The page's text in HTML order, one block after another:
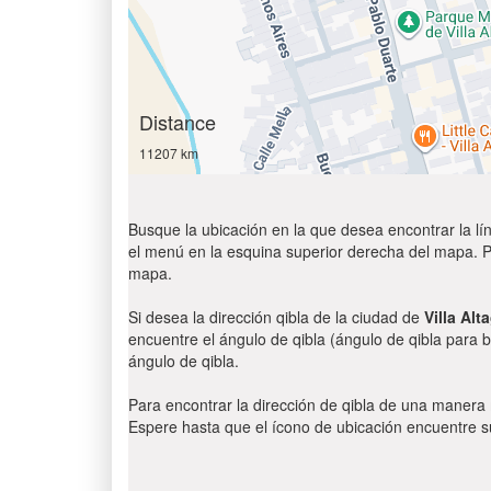
Distance
11207 km
Busque la ubicación en la que desea encontrar la
el menú en la esquina superior derecha del mapa.
mapa.
Si desea la dirección qibla de la ciudad de Villa
encuentre el ángulo de qibla (ángulo de qibla para
ángulo de qibla.
Para encontrar la dirección de qibla de una
Espere hasta que el ícono de ubicación encuentre